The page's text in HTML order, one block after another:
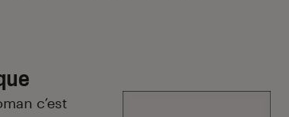
c’est